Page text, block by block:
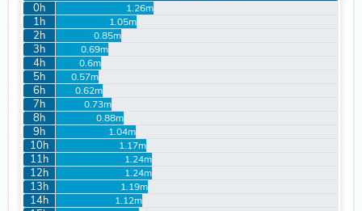
0h 1.26m
1h 1.05m
2h 0.85m
3h 0.69m
4h 0.6m
5h 0.57m
6h 0.62m
7h 0.73m
8h 0.88m
9h 1.04m
10h 1.17m
11h 1.24m
12h 1.24m
13h 1.19m
14h 1.12m